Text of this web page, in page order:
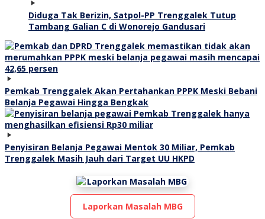
Diduga Tak Berizin, Satpol-PP Trenggalek Tutup
Tambang Galian C di Wonorejo Gandusari
Pemkab Trenggalek Akan Pertahankan PPPK Meski Bebani
Belanja Pegawai Hingga Bengkak
Penyisiran Belanja Pegawai Mentok 30 Miliar, Pemkab
Trenggalek Masih Jauh dari Target UU HKPD
Laporkan Masalah MBG